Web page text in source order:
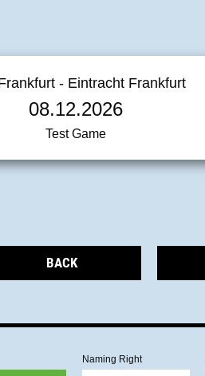
- Eintracht Frankfurt
08.12.2026
Test Game
BACK
Naming Right